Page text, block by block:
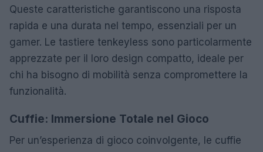
Queste caratteristiche garantiscono una risposta
rapida e una durata nel tempo, essenziali per un
gamer. Le tastiere tenkeyless sono particolarmente
apprezzate per il loro design compatto, ideale per
chi ha bisogno di mobilità senza compromettere la
funzionalità.
Cuffie: Immersione Totale nel Gioco
Per un’esperienza di gioco coinvolgente, le cuffie